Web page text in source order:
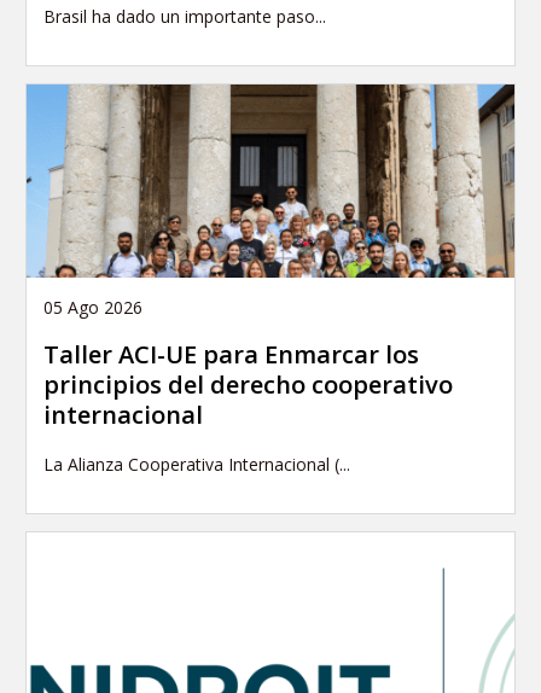
Brasil ha dado un importante paso...
05 Ago 2026
Taller ACI-UE para Enmarcar los
principios del derecho cooperativo
internacional
La Alianza Cooperativa Internacional (...